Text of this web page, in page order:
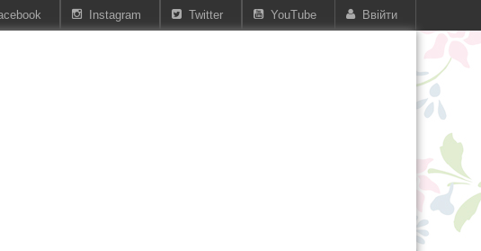
Ввійти
YouTube
Twitter
Instagram